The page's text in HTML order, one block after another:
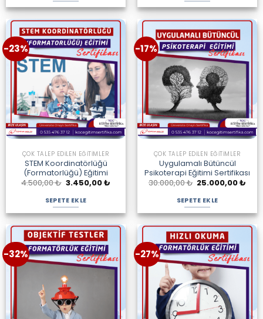
-23%
ÇOK TALEP EDILEN EĞITIMLER
STEM Koordinatörlüğü
(Formatorlüğü) Eğitimi
4.500,00₺ Orijinal
4.500,00 ₺.
3.450,00₺Şu
SEPETE EKLE
-17%
ÇOK TALEP EDILEN EĞITIMLER
Uygulamalı Bütüncül
Psikoterapi Eğitimi Sertifikası
30.000,00₺ Orijinal
30.000,00 ₺.
25.000,00₺
SEPETE EKLE
-32% -27%